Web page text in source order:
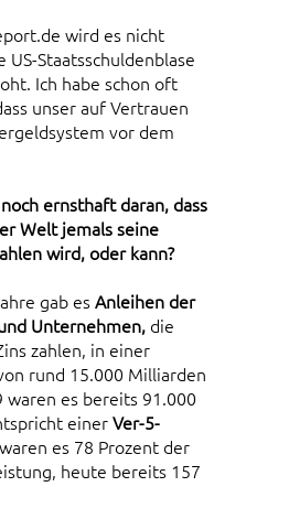
wird es nicht
US-Staatsschuldenblase
Ich habe schon oft
unser auf Vertrauen
vor dem
ernsthaft daran, dass
Welt jemals seine
wird, oder kann?
gab esAnleihen der
Unternehmen, die
zahlen, in einer
rund 15.000 Milliarden
waren es bereits 91.000
einerVer-5-
es 78 Prozent der
heute bereits 157